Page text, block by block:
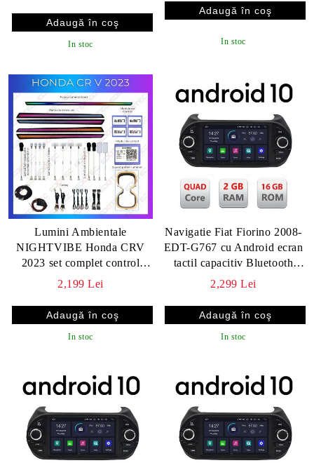
In stoc In stoc
Lumini Ambientale
NIGHTVIBE Honda CRV
2023 set complet control
telefon sau sistem original
2,199 Lei
In stoc
Navigatie Fiat Fiorino 2008-
EDT-G767 cu Android ecran
tactil capacitiv Bluetooth
Internet GPS v2
2,299 Lei
In stoc